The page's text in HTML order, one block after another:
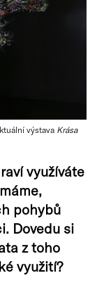
výstava Krása
využíváte
pohybů
Dovedu si
z toho
využití?